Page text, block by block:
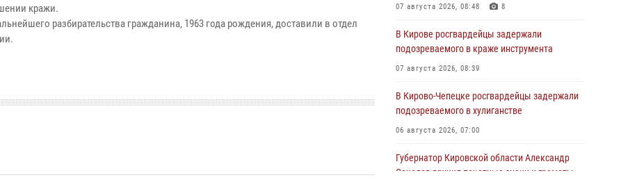
кражи.
разбирательства гражданина, 1963 года рождения, доставили в отдел
07 августа 2026, 08:48 8
В Кирове росгвардейцы задержали
подозреваемого в краже инструмента
07 августа 2026, 08:39
В Кирово-Чепецке росгвардейцы задержали
подозреваемого в хулиганстве
06 августа 2026, 07:00
Губернатор Кировской области Александр
Соколов вручил почетные знаки и грамоты